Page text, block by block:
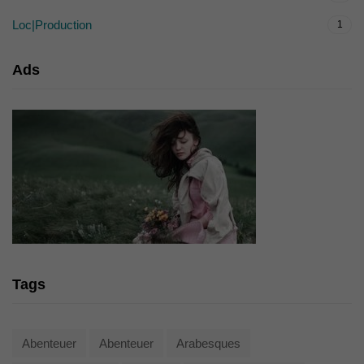
Loc|Production 1
Ads
Tags
Abenteuer Abenteuer Arabesques